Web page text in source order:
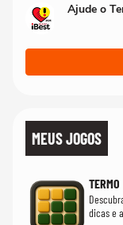
Ajude o
MEUS JOGOS
TERMO
dicas e